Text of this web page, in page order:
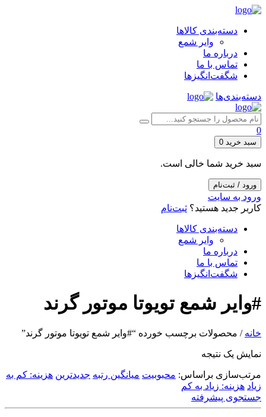
دسته‌بندی کالاها
وایر شمع
درباره ما
تماس با ما
شگفت‌انگیزها
دسته‌بندی‌ها
0
سبد خرید 0
سبد خرید شما خالی است.
ورود / ثبت‌نام
ورود به سایت
کاربر جدید هستید؟ ثبت‌نام
دسته‌بندی کالاها
وایر شمع
درباره ما
تماس با ما
شگفت‌انگیزها
#وایر شمع تویوتا موتور گرند
خانه / محصولات برچسب خورده “#وایر شمع تویوتا موتور گرند”
نمایش یک نتیجه
مرتب‌سازی براساس: محبوبیت میانگین رتبه جدیدترین هزینه: کم به
زیاد هزینه: زیاد به کم
جستجوی پیشرفته